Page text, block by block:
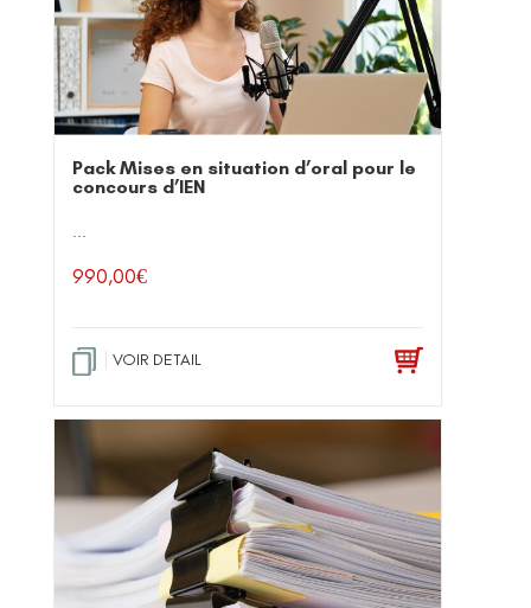
Pack Mises en situation d’oral pour le
concours d’IEN
...
990,00€
VOIR DETAIL